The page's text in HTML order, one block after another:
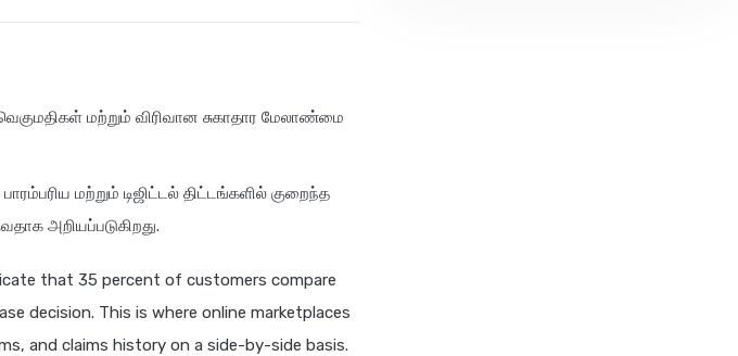
மற்றும் விரிவான சுகாதார மேலாண்மை
மற்றும் டிஜிட்டல் திட்டங்களில் குறைந்த
அறியப்படுகிறது.
that 35 percent of customers compare
decision. This is where online marketplaces
and claims history on a side-by-side basis.